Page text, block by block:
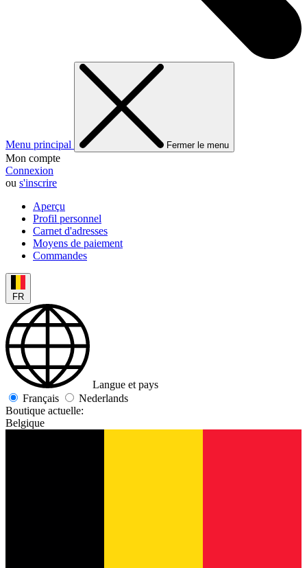
Menu principal Fermer le menu
Mon compte
Connexion
ou s'inscrire
Aperçu
Profil personnel
Carnet d'adresses
Moyens de paiement
Commandes
FR
Langue et pays
Français
Nederlands
Boutique actuelle:
Belgique